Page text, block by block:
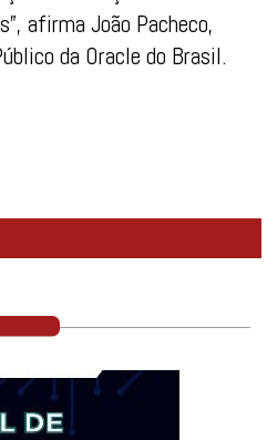
afirma João Pacheco,
da Oracle do Brasil.